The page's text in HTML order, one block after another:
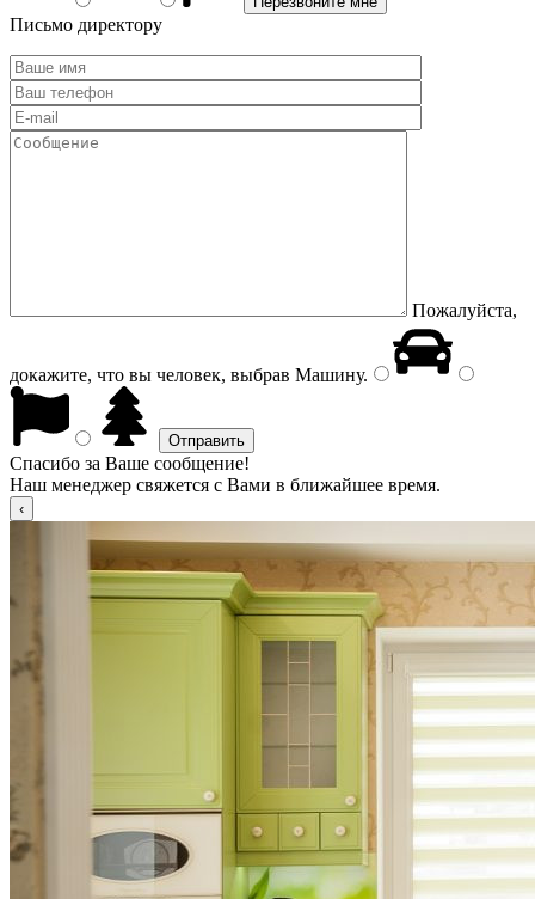
Письмо директору
Пожалуйста,
докажите, что вы человек, выбрав Машину.
Спасибо за Ваше сообщение!
Наш менеджер свяжется с Вами в ближайшее время.